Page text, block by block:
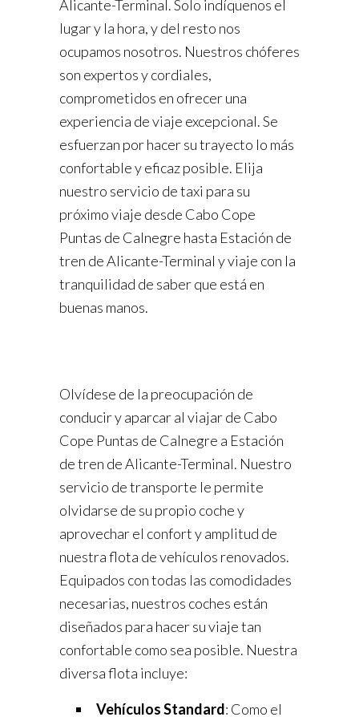
Alicante-Terminal. Solo indíquenos el
lugar y la hora, y del resto nos
ocupamos nosotros. Nuestros chóferes
son expertos y cordiales,
comprometidos en ofrecer una
experiencia de viaje excepcional. Se
esfuerzan por hacer su trayecto lo más
confortable y eficaz posible. Elija
nuestro servicio de taxi para su
próximo viaje desde Cabo Cope
Puntas de Calnegre hasta Estación de
tren de Alicante-Terminal y viaje con la
tranquilidad de saber que está en
buenas manos.
Olvídese de la preocupación de
conducir y aparcar al viajar de Cabo
Cope Puntas de Calnegre a Estación
de tren de Alicante-Terminal. Nuestro
servicio de transporte le permite
olvidarse de su propio coche y
aprovechar el confort y amplitud de
nuestra flota de vehículos renovados.
Equipados con todas las comodidades
necesarias, nuestros coches están
diseñados para hacer su viaje tan
confortable como sea posible. Nuestra
diversa flota incluye:
Vehículos Standard: Como el